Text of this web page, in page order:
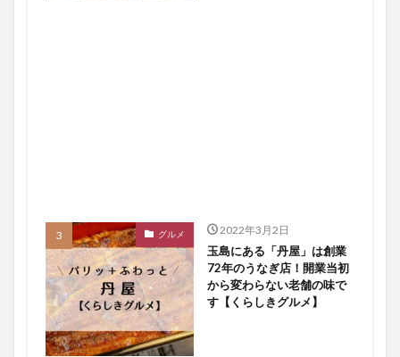
グルメ 2022年3月2日
玉島にある「丹屋」は創業
72年のうなぎ店！開業当初
から変わらない老舗の味で
す【くらしきグルメ】